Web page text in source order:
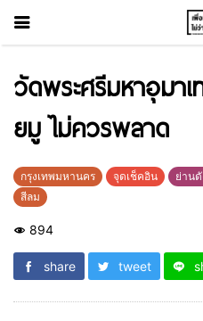
วัดพระศรีมหาอุมา
ยมู ไม่ควรพลาด
กรุงเทพมหานคร จุดเช็คอิน ย่านดั
สีลม
894
share tweet